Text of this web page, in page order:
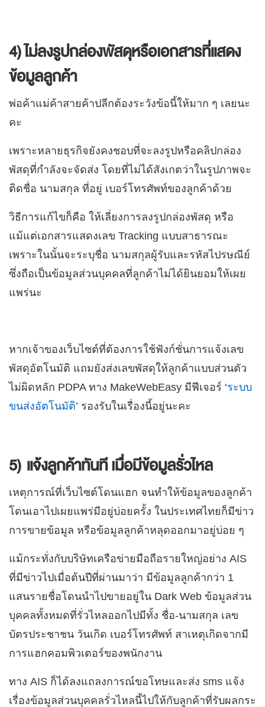
4) ไม่ลงรูปกล่องพัสดุหรือเอกสารที่แสดง
ข้อมูลลูกค้า
พ่อค้าแม่ค้าสายค้าปลีกต้องระวังข้อนี้ให้มาก ๆ เลยนะ
คะ
เพราะหลายธุรกิจยังคงชอบที่จะลงรูปหรือคลิปกล่อง
พัสดุที่กำลังจะจัดส่ง โดยที่ไม่ได้สังเกตว่าในรูปภาพจะ
ติดชื่อ นามสกุล ที่อยู่ เบอร์โทรศัพท์ของลูกค้าด้วย
วิธีการแก้ไขก็คือ ให้เลี่ยงการลงรูปกล่องพัสดุ หรือ
แม้แต่เอกสารแสดงเลข Tracking แบบสาธารณะ
เพราะในนั้นจะระบุชื่อ นามสกุลผู้รับและรหัสไปรษณีย์
ซึ่งถือเป็นข้อมูลส่วนบุคคลที่ลูกค้าไม่ได้ยินยอมให้เผย
แพร่นะ
หากเจ้าของเว็บไซต์ที่ต้องการใช้ฟังก์ชั่นการแจ้งเลข
พัสดุอัตโนมัติ แถมยังส่งเลขพัสดุให้ลูกค้าแบบส่วนตัว
ไม่ผิดหลัก PDPA ทาง MakeWebEasy มีฟีเจอร์ ‘ระบบ
ขนส่งอัตโนมัติ’ รองรับในเรื่องนี้อยู่นะคะ
5) แจ้งลูกค้าทันที เมื่อมีข้อมูลรั่วไหล
เหตุการณ์ที่เว็บไซต์โดนแฮก จนทำให้ข้อมูลของลูกค้า
โดนเอาไปเผยแพร่มีอยู่บ่อยครั้ง ในประเทศไทยก็มีข่าว
การขายข้อมูล หรือข้อมูลลูกค้าหลุดออกมาอยู่บ่อย ๆ
แม้กระทั่งกับบริษัทเครือข่ายมือถือรายใหญ่อย่าง AIS
ที่มีข่าวไปเมื่อต้นปีที่ผ่านมาว่า มีข้อมูลลูกค้ากว่า 1
แสนรายชื่อโดนนำไปขายอยู่ใน Dark Web ข้อมูลส่วน
บุคคลทั้งหมดที่รั่วไหลออกไปมีทั้ง ชื่อ-นามสกุล เลข
บัตรประชาชน วันเกิด เบอร์โทรศัพท์ สาเหตุเกิดจากมี
การแฮกคอมพิวเตอร์ของพนักงาน
ทาง AIS ก็ได้ลงแถลงการณ์ขอโทษและส่ง sms แจ้ง
เรื่องข้อมูลส่วนบุคคลรั่วไหลนี้ไปให้กับลูกค้าที่รับผลกระ